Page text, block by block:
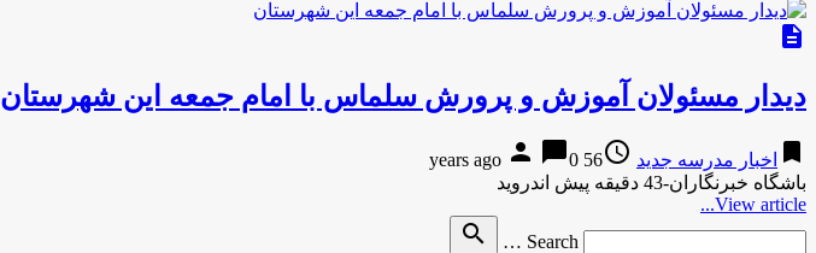
description
دیدار مسئولان آموزش و پرورش سلماس با امام جمعه این شهرستان
bookmark اخبار مدرسه جدید access_time
56 years ago
person chat_bubble0
باشگاه خبرنگاران-43 دقیقه پیش اندروید
View article...
Search …
search